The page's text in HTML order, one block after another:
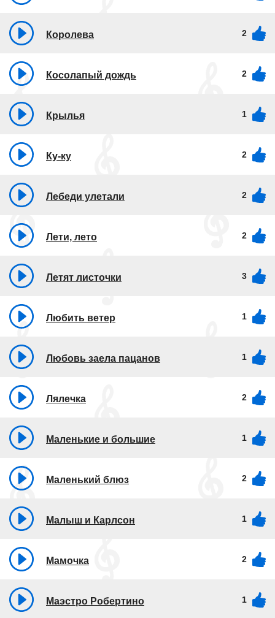
Королева 2
Косолапый дождь 2
Крылья 1
Ку-ку 2
Лебеди улетали 2
Лети, лето 2
Летят листочки 3
Любить ветер 1
Любовь заела пацанов 1
Лялечка 2
Маленькие и большие 1
Маленький блюз 2
Малыш и Карлсон 1
Мамочка 2
Маэстро Робертино 1